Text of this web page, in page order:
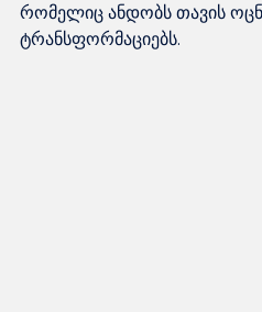
რომელიც ანდობს თავის